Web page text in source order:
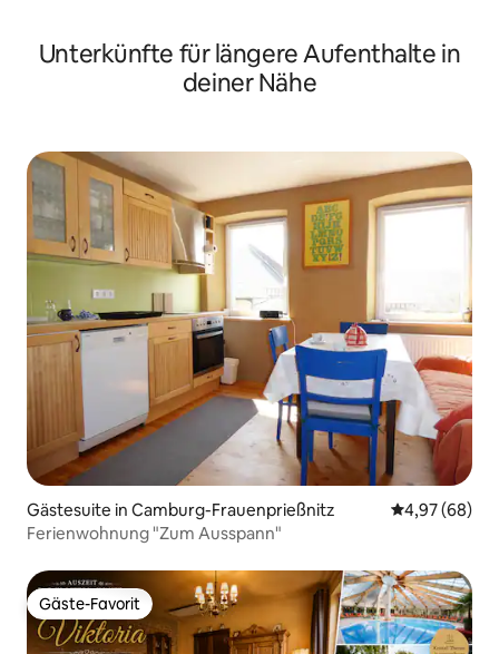
Unterkünfte für längere Aufenthalte in
deiner Nähe
Gästesuite in Camburg-Frauenprießnitz
4,97 (68)
Ferienwohnung "Zum Ausspann"
Gäste-Favorit
Gäste-Favorit